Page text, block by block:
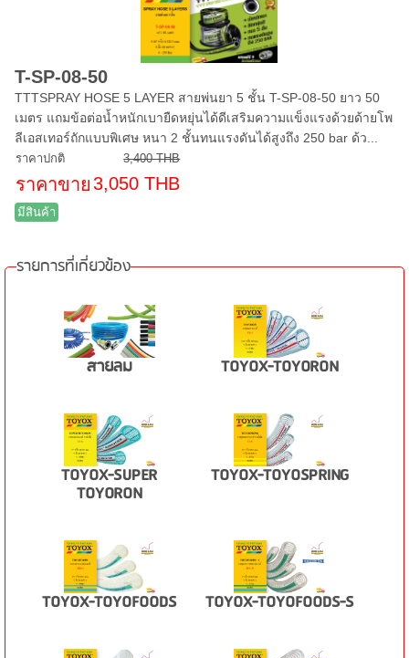
T-SP-08-50
TTTSPRAY HOSE 5 LAYER สายพ่นยา 5 ชั้น T-SP-08-50 ยาว 50
เมตร แถมข้อต่อน้ำหนักเบายืดหยุ่นได้ดีเสริมความแข็งแรงด้วยด้ายโพ
ลีเอสเทอร์ถักแบบพิเศษ หนา 2 ชั้นทนแรงดันได้สูงถึง 250 bar ด้ว...
ราคาปกติ 3,400 THB
ราคาขาย3,050 THB
มีสินค้า
รายการที่เกี่ยวข้อง
สายลม TOYOX-TOYORON
TOYOX-SUPER
TOYORON
TOYOX-TOYOSPRING
TOYOX-TOYOFOODS TOYOX-TOYOFOODS-S